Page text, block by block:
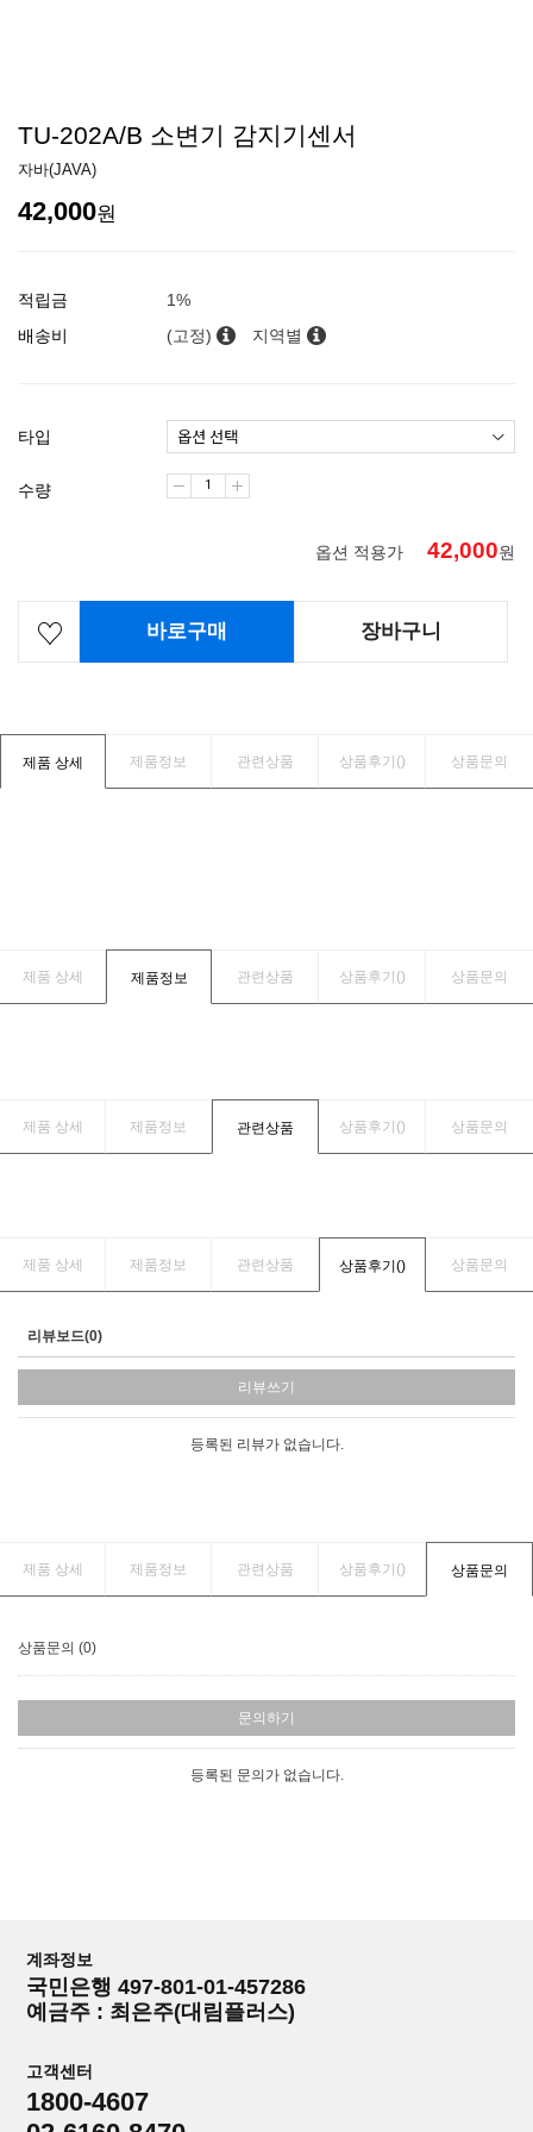
TU-202A/B 소변기 감지기센서
자바(JAVA)
42,000원
적립금
1%
배송비
(고정) 지역별
타입
수량
옵션 적용가 42,000원
바로구매 장바구니
제품 상세 제품정보 관련상품 상품후기() 상품문의
제품 상세 제품정보 관련상품 상품후기() 상품문의
제품 상세 제품정보 관련상품 상품후기() 상품문의
제품 상세 제품정보 관련상품 상품후기() 상품문의
리뷰보드(0)
리뷰쓰기
등록된 리뷰가 없습니다.
제품 상세 제품정보 관련상품 상품후기() 상품문의
상품문의 (0)
문의하기
등록된 문의가 없습니다.
계좌정보
국민은행 497-801-01-457286
예금주 : 최은주(대림플러스)
고객센터
1800-4607